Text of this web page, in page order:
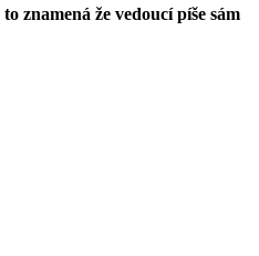
to znamená že vedoucí píše sám